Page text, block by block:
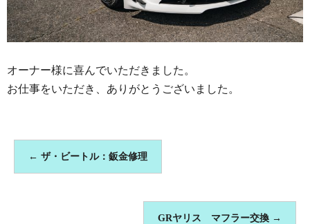
オーナー様に喜んでいただきました。
お仕事をいただき、ありがとうございました。
← ザ・ビートル：鈑金修理
GRヤリス マフラー交換 →